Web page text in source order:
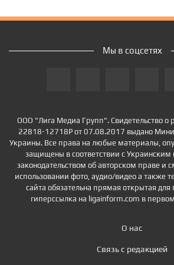
ООО "Лига Медиа Групп". Свидетельство о
22818-12718Р от 07.08.2017 выдано
Украины. Все права на любые материалы,
защищены в соответствии с
законодательством об авторском праве и
использовании фото, аудио/видео а также
сайта обязательна прямая открытая
гиперссылка на ligainform.com в
О нас
Связь с редакцией
Мы в соцсетях